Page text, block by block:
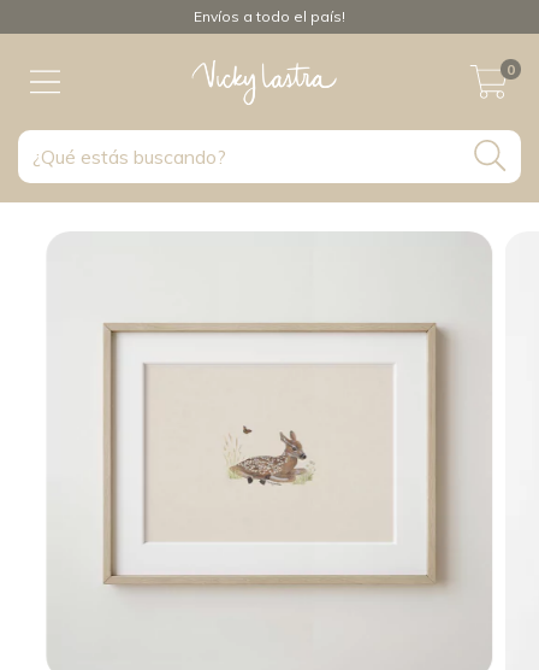
Envíos a todo el país!
0